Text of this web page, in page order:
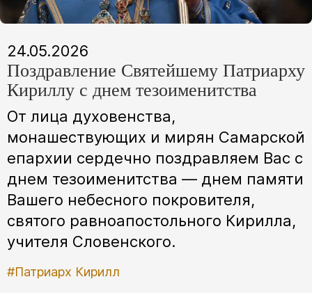
24.05.2026
Поздравление Святейшему Патриарху
Кириллу с днем тезоименитства
От лица духовенства,
монашествующих и мирян Самарской
епархии сердечно поздравляем Вас с
днем тезоименитства — днем памяти
Вашего небесного покровителя,
святого равноапостольного Кирилла,
учителя Словенского.
#Патриарх Кирилл